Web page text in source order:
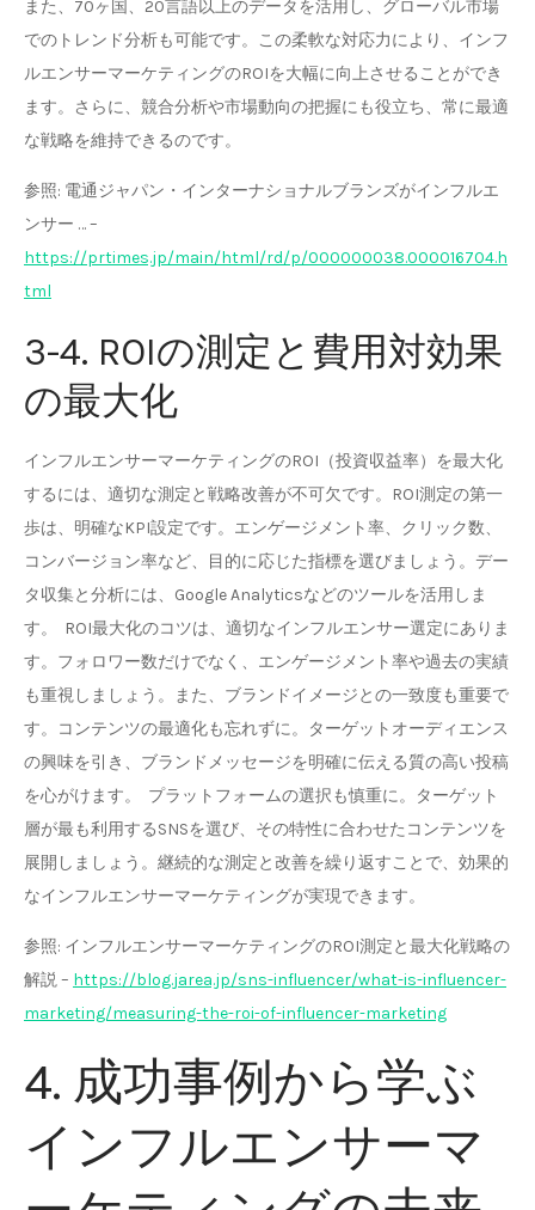
また、70ヶ国、20言語以上のデータを活用し、グローバル市場
でのトレンド分析も可能です。この柔軟な対応力により、インフ
ルエンサーマーケティングのROIを大幅に向上させることができ
ます。さらに、競合分析や市場動向の把握にも役立ち、常に最適
な戦略を維持できるのです。
参照: 電通ジャパン・インターナショナルブランズがインフルエ
ンサー … –
https://prtimes.jp/main/html/rd/p/000000038.000016704.h
tml
3-4. ROIの測定と費用対効果
の最大化
インフルエンサーマーケティングのROI（投資収益率）を最大化
するには、適切な測定と戦略改善が不可欠です。ROI測定の第一
歩は、明確なKPI設定です。エンゲージメント率、クリック数、
コンバージョン率など、目的に応じた指標を選びましょう。デー
タ収集と分析には、Google Analyticsなどのツールを活用しま
す。 ROI最大化のコツは、適切なインフルエンサー選定にありま
す。フォロワー数だけでなく、エンゲージメント率や過去の実績
も重視しましょう。また、ブランドイメージとの一致度も重要で
す。コンテンツの最適化も忘れずに。ターゲットオーディエンス
の興味を引き、ブランドメッセージを明確に伝える質の高い投稿
を心がけます。 プラットフォームの選択も慎重に。ターゲット
層が最も利用するSNSを選び、その特性に合わせたコンテンツを
展開しましょう。継続的な測定と改善を繰り返すことで、効果的
なインフルエンサーマーケティングが実現できます。
参照: インフルエンサーマーケティングのROI測定と最大化戦略の
解説 – https://blog.jarea.jp/sns-influencer/what-is-influencer-
marketing/measuring-the-roi-of-influencer-marketing
4. 成功事例から学ぶ
インフルエンサーマ